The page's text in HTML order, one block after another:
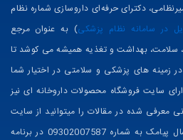
دکترای حرفه‌ای داروسازی شماره نظام
در سامانه نظام پزشکی) به عنوان مرجع
سلامت، بهداشت و تغذیه همیشه می کوشد تا
زمینه های پزشکی و سلامتی در اختیار شما
سایت فروشگاه محصولات داروخانه ای نیز
معرفی شده در مقالات را میتوانید از سایت
و یا ارسال پیامک به شماره 09302007587 در برنامه